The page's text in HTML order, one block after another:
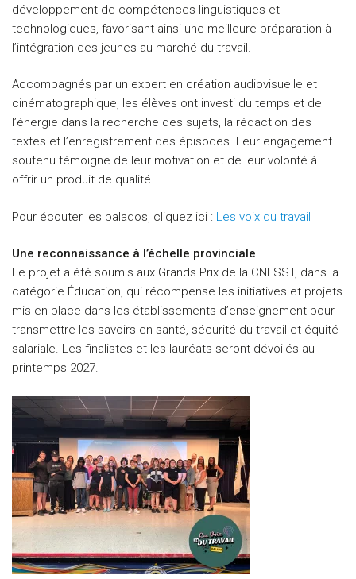
développement de compétences linguistiques et
technologiques, favorisant ainsi une meilleure préparation à
l’intégration des jeunes au marché du travail.
Accompagnés par un expert en création audiovisuelle et
cinématographique, les élèves ont investi du temps et de
l’énergie dans la recherche des sujets, la rédaction des
textes et l’enregistrement des épisodes. Leur engagement
soutenu témoigne de leur motivation et de leur volonté à
offrir un produit de qualité.
Pour écouter les balados, cliquez ici : Les voix du travail
Une reconnaissance à l’échelle provinciale
Le projet a été soumis aux Grands Prix de la CNESST, dans la
catégorie Éducation, qui récompense les initiatives et projets
mis en place dans les établissements d’enseignement pour
transmettre les savoirs en santé, sécurité du travail et équité
salariale. Les finalistes et les lauréats seront dévoilés au
printemps 2027.